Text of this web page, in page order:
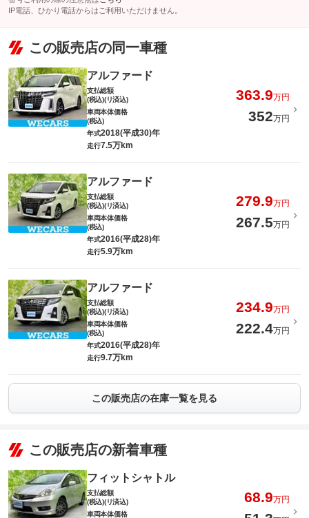
IP電話、ひかり電話からはご利用いただけません。
この販売店の同一車種
アルファード
支払総額
(税込)(リ済込)
363.9万円
車両本体価格
(税込)
352万円
年式2018(平成30)年
走行7.5万km
アルファード
支払総額
(税込)(リ済込)
279.9万円
車両本体価格
(税込)
267.5万円
年式2016(平成28)年
走行5.9万km
アルファード
支払総額
(税込)(リ済込)
234.9万円
車両本体価格
(税込)
222.4万円
年式2016(平成28)年
走行9.7万km
この販売店の在庫一覧を見る
この販売店の新着車種
フィットシャトル
支払総額
(税込)(リ済込)
68.9万円
車両本体価格